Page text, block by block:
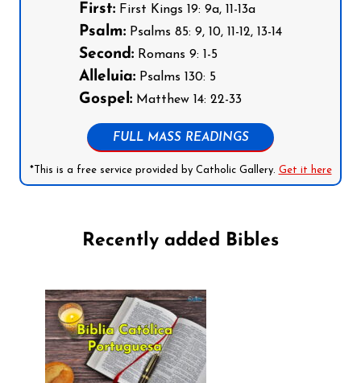
First: First Kings 19: 9a, 11-13a
Psalm: Psalms 85: 9, 10, 11-12, 13-14
Second: Romans 9: 1-5
Alleluia: Psalms 130: 5
Gospel: Matthew 14: 22-33
FULL MASS READINGS
*This is a free service provided by Catholic Gallery. Get it here
Recently added Bibles